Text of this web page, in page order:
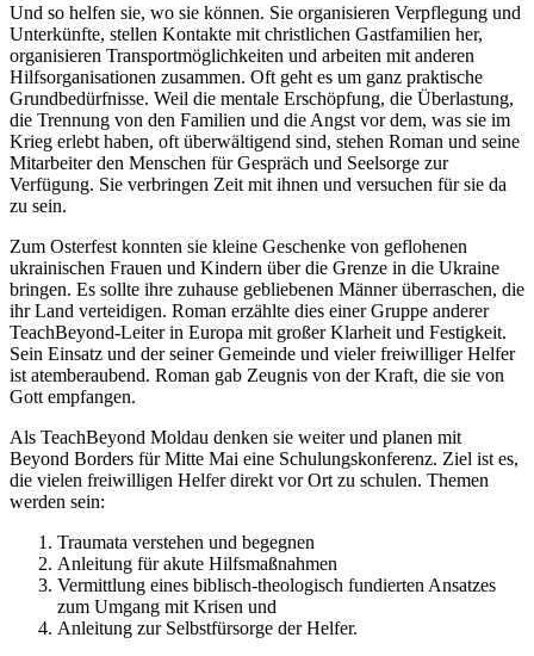
Und so helfen sie, wo sie können. Sie organisieren Verpflegung und
Unterkünfte, stellen Kontakte mit christlichen Gastfamilien her,
organisieren Transportmöglichkeiten und arbeiten mit anderen
Hilfsorganisationen zusammen. Oft geht es um ganz praktische
Grundbedürfnisse. Weil die mentale Erschöpfung, die Überlastung,
die Trennung von den Familien und die Angst vor dem, was sie im
Krieg erlebt haben, oft überwältigend sind, stehen Roman und seine
Mitarbeiter den Menschen für Gespräch und Seelsorge zur
Verfügung. Sie verbringen Zeit mit ihnen und versuchen für sie da
zu sein.
Zum Osterfest konnten sie kleine Geschenke von geflohenen
ukrainischen Frauen und Kindern über die Grenze in die Ukraine
bringen. Es sollte ihre zuhause gebliebenen Männer überraschen, die
ihr Land verteidigen. Roman erzählte dies einer Gruppe anderer
TeachBeyond-Leiter in Europa mit großer Klarheit und Festigkeit.
Sein Einsatz und der seiner Gemeinde und vieler freiwilliger Helfer
ist atemberaubend. Roman gab Zeugnis von der Kraft, die sie von
Gott empfangen.
Als TeachBeyond Moldau denken sie weiter und planen mit
Beyond Borders für Mitte Mai eine Schulungskonferenz. Ziel ist es,
die vielen freiwilligen Helfer direkt vor Ort zu schulen. Themen
werden sein:
Traumata verstehen und begegnen
Anleitung für akute Hilfsmaßnahmen
Vermittlung eines biblisch-theologisch fundierten Ansatzes
zum Umgang mit Krisen und
Anleitung zur Selbstfürsorge der Helfer.